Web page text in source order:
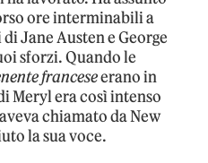
ore interminabili a
Jane Austen e George
sforzi. Quando le
franceseerano in
Meryl era così intenso
chiamato da New
la sua voce.